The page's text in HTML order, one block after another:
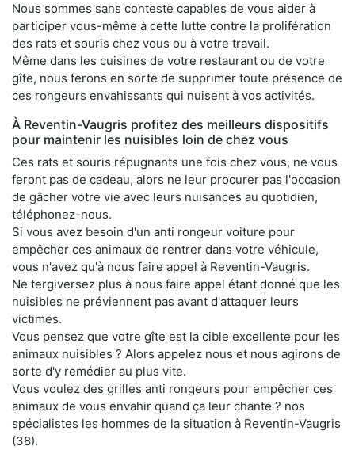
Nous sommes sans conteste capables de vous aider à
participer vous-même à cette lutte contre la prolifération
des rats et souris chez vous ou à votre travail.
Même dans les cuisines de votre restaurant ou de votre
gîte, nous ferons en sorte de supprimer toute présence de
ces rongeurs envahissants qui nuisent à vos activités.
À Reventin-Vaugris profitez des meilleurs dispositifs
pour maintenir les nuisibles loin de chez vous
Ces rats et souris répugnants une fois chez vous, ne vous
feront pas de cadeau, alors ne leur procurer pas l'occasion
de gâcher votre vie avec leurs nuisances au quotidien,
téléphonez-nous.
Si vous avez besoin d'un anti rongeur voiture pour
empêcher ces animaux de rentrer dans votre véhicule,
vous n'avez qu'à nous faire appel à Reventin-Vaugris.
Ne tergiversez plus à nous faire appel étant donné que les
nuisibles ne préviennent pas avant d'attaquer leurs
victimes.
Vous pensez que votre gîte est la cible excellente pour les
animaux nuisibles ? Alors appelez nous et nous agirons de
sorte d'y remédier au plus vite.
Vous voulez des grilles anti rongeurs pour empêcher ces
animaux de vous envahir quand ça leur chante ? nos
spécialistes les hommes de la situation à Reventin-Vaugris
(38).